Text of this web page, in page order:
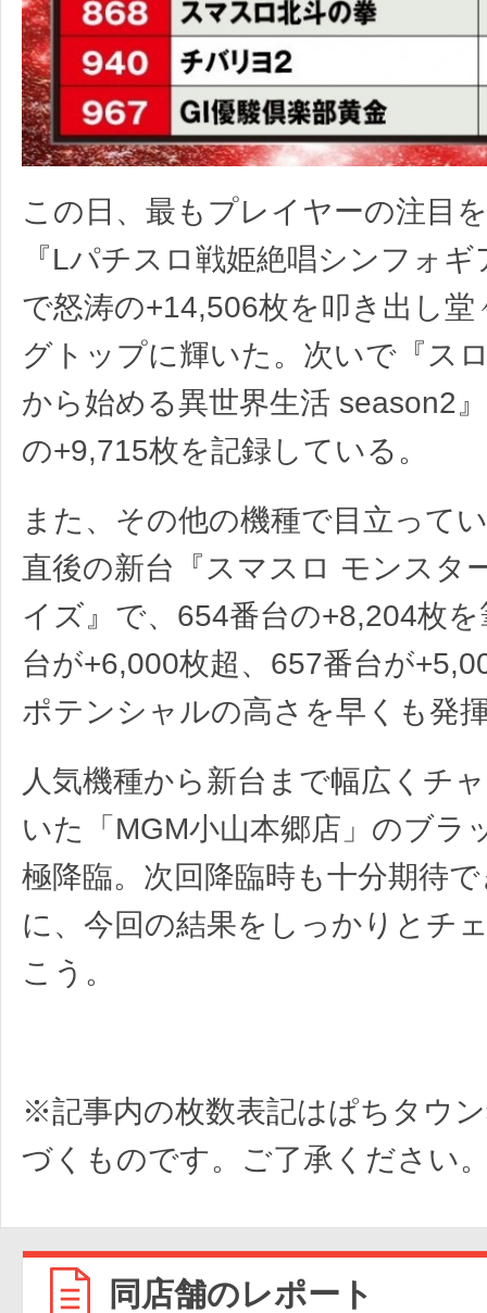
この日、最もプレイヤーの注目
『Lパチスロ戦姫絶唱シンフォ
で怒涛の+14,506枚を叩き出し
グトップに輝いた。次いで『ス
から始める異世界生活 season2
の+9,715枚を記録している。
また、その他の機種で目立って
直後の新台『スマスロ モンスタ
イズ』で、654番台の+8,204枚
台が+6,000枚超、657番台が
ポテンシャルの高さを早くも発
人気機種から新台まで幅広くチ
いた「MGM小山本郷店」のブラ
極降臨。次回降臨時も十分期待
に、今回の結果をしっかりとチ
こう。
※記事内の枚数表記はぱちタウ
づくものです。ご了承ください
同店舗のレポート